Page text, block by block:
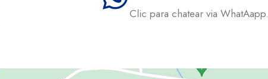
Clic para chatear via WhatAapp.